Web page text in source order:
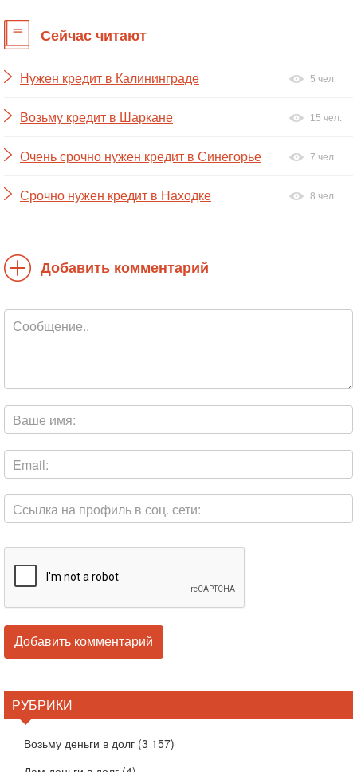
Сейчас читают
Нужен кредит в Калининграде 5 чел.
Возьму кредит в Шаркане 15 чел.
Очень срочно нужен кредит в Синегорье 7 чел.
Срочно нужен кредит в Находке 8 чел.
Добавить комментарий
РУБРИКИ
Возьму деньги в долг (3 157)